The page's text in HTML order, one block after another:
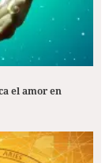
el amor en